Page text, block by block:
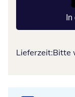
Lieferzeit:Bitte